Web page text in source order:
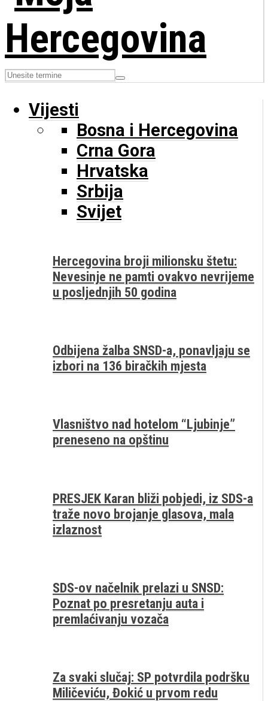
Vijesti
Bosna i Hercegovina
Crna Gora
Hrvatska
Srbija
Svijet
Hercegovina broji milionsku štetu:
Nevesinje ne pamti ovakvo nevrijeme
u posljednjih 50 godina
Odbijena žalba SNSD-a, ponavljaju se
izbori na 136 biračkih mjesta
Vlasništvo nad hotelom “Ljubinje”
preneseno na opštinu
PRESJEK Karan bliži pobjedi, iz SDS-a
traže novo brojanje glasova, mala
izlaznost
SDS-ov načelnik prelazi u SNSD:
Poznat po presretanju auta i
premlaćivanju vozača
Za svaki slučaj: SP potvrdila podršku
Miličeviću, Đokić u prvom redu